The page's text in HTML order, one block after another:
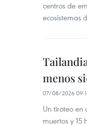
centros de
ecosistemas
menos
07/08/2026
Un tiroteo en
muertos y 15